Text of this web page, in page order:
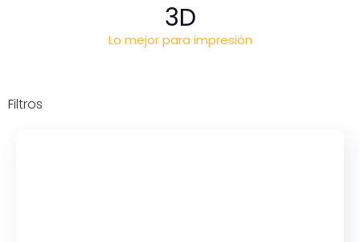
3D
Lo mejor para impresión
Filtros